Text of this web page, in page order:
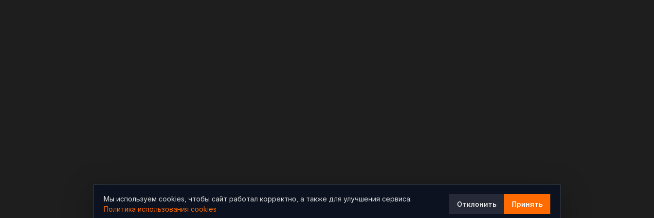
Мы используем cookies, чтобы сайт работал корректно, а также для улучшения сервиса.
Политика использования cookies
Отклонить Принять